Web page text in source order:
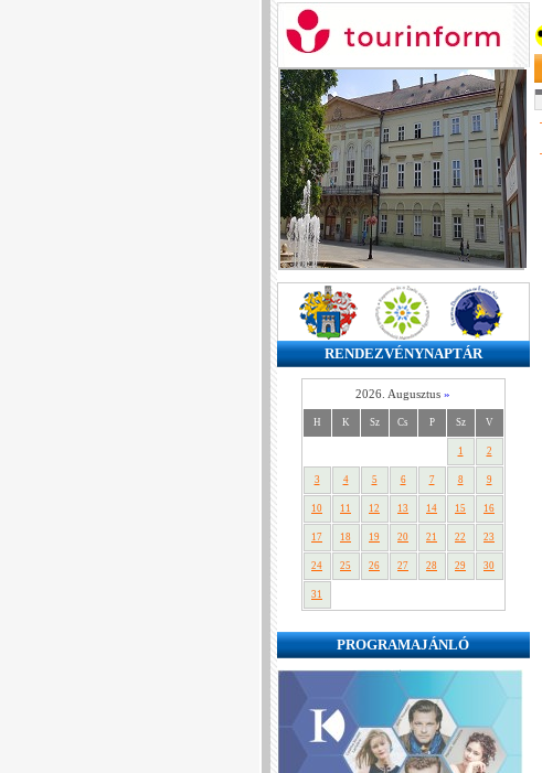
RENDEZVÉNYNAPTÁR
2026. Augusztus »
H K Sz Cs P Sz V
1 2
3 4 5 6 7 8 9
10 11 12 13 14 15 16
17 18 19 20 21 22 23
24 25 26 27 28 29 30
31
PROGRAMAJÁNLÓ